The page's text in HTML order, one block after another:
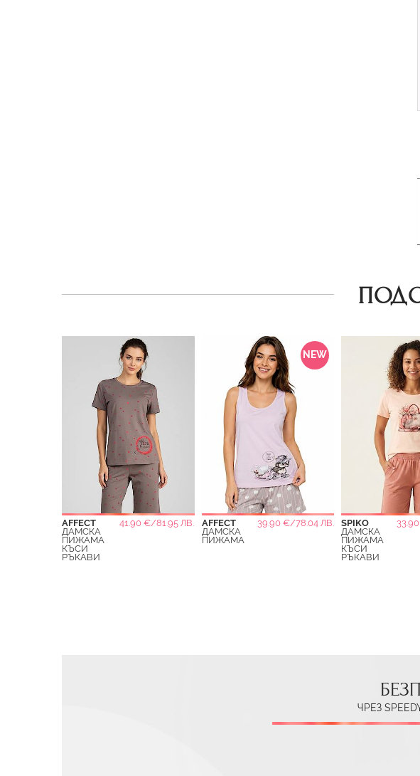
AFFECT
41.90 €/81.95 ЛВ.
ДАМСКА
ПИЖАМА
КЪСИ
РЪКАВИ
NEW
AFFECT
39.90 €/78.04 ЛВ.
ДАМСКА
ПИЖАМА
SPIKO
ДАМСКА
ПИЖАМА
КЪСИ
РЪКАВИ
ЧРЕЗ